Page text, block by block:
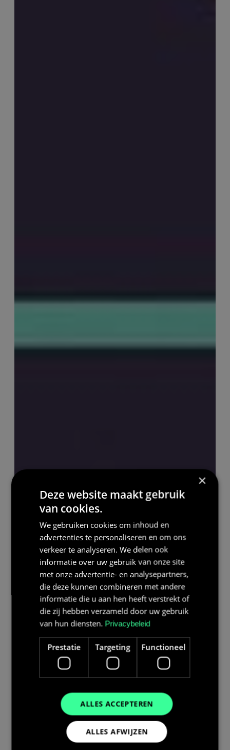
De manier waarop je stroom gebruikt én inkoopt,
verandert razendsnel. Steeds meer huishoudens
worden niet alleen verbruiker van energie, maar ook
producent. Denk aan zonnepanelen op het dak, slimme
apparaten in huis en nieuwe vormen van
thuisbatterij een steeds grotere rol. Helemaal wanneer
je die combineert met een dynamisch energiecontract.
Want juist die combinatie biedt slimme mogelijkheden
om minder te betalen én bewuster om te gaan met
×
Deze website maakt gebruik
van cookies.
We gebruiken cookies om inhoud en
advertenties te personaliseren en om ons
verkeer te analyseren. We delen ook
informatie over uw gebruik van onze site
met onze advertentie- en analysepartners,
die deze kunnen combineren met andere
informatie die u aan hen heeft verstrekt of
die zij hebben verzameld door uw gebruik
van hun diensten. Privacybeleid
Prestatie Targeting Functioneel
ALLES ACCEPTEREN
ALLES AFWIJZEN